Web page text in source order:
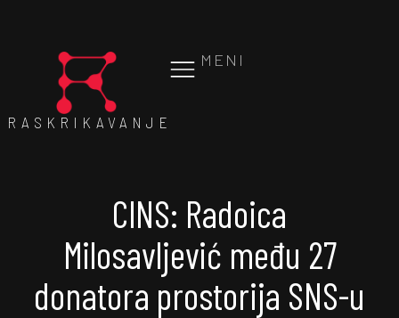
MENI
RASKRIKAVANJE
CINS: Radoica
Milosavljević među 27
donatora prostorija SNS-u